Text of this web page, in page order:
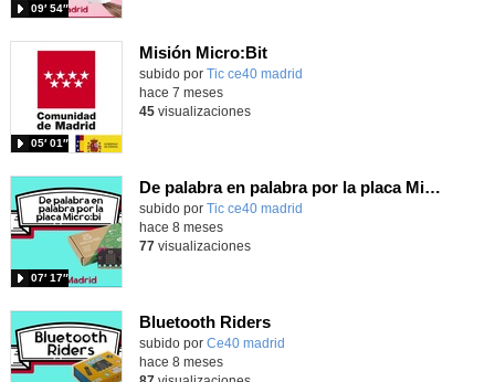
09′ 54″
Misión Micro:Bit
subido por Tic ce40 madrid
05′ 01″
hace 7 meses
45visualizaciones
De palabra en palabra por la placa Micro:bit
subido por Tic ce40 madrid
07′ 17″
hace 8 meses
77visualizaciones
Bluetooth Riders
subido por Ce40 madrid
hace 8 meses